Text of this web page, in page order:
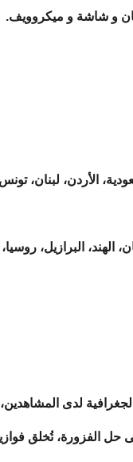
الأردن، لبنان،
الهند، البرازيل،
لدى المشاهدين،
حل الفزورة، تُخلق